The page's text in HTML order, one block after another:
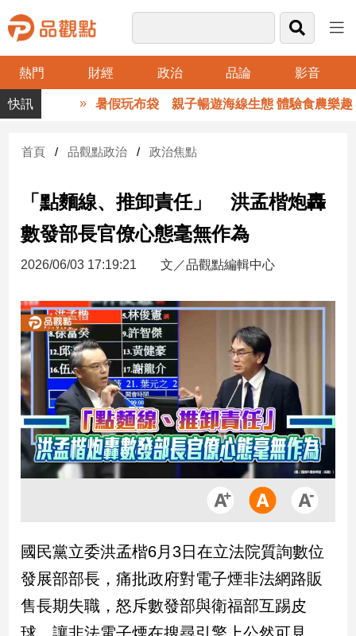
熱門 財經 政治 品論 影音
品
觀
財
台
財
新
產
經/
股
市
房
地
產
品
政
治
政
治
焦
暑假玩布袋 親子暢遊海線生態 體驗食農樂趣
首頁 品觀點政治 政治焦點
「點麵線、推卸責任」 洪孟楷炮轟
數發部長官僚心態毫無作為
2026/06/03 17:19:21 文／品觀點編輯中心
國民黨立委洪孟楷6月3日在立法院質詢數位
發展部部長，痛批政府對電子煙非法網路販
售長期失職，怒斥數發部與衛福部互踢皮
球，讓非法電子煙在搜尋引擎上公然可見。